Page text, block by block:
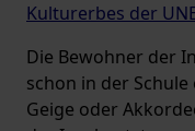
Kulturerbes der
Die Bewohner der
schon in der
Geige oder